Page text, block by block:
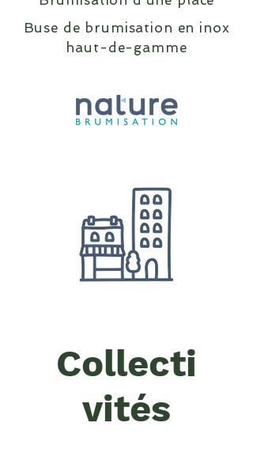
Buse de brumisation en inox
haut-de-gamme
Collecti
vités